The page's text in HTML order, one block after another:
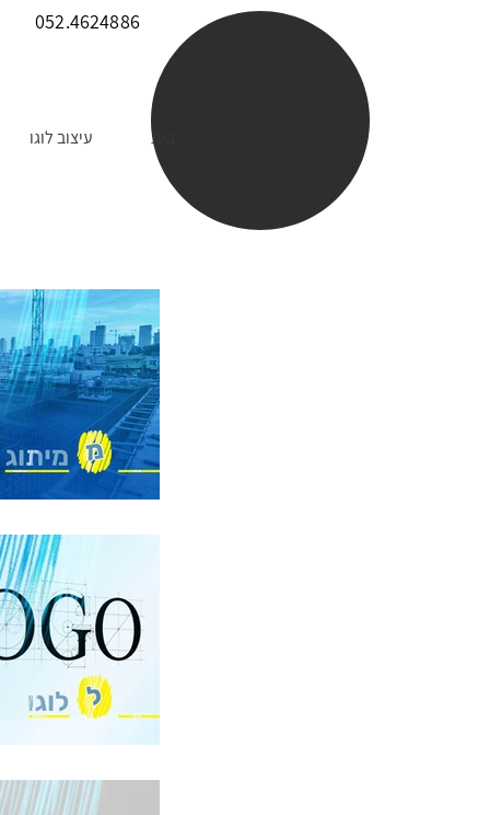
052.4624886
בית עיצוב לוגו